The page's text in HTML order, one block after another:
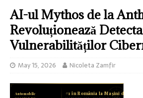
AI-ul Mythos de la
Revoluționează
Vulnerabilităților
May 15, 2026 Nicoleta Zamfir